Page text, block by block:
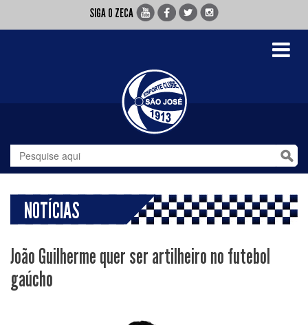
SIGA O ZECA
Toggle
NOTÍCIAS
João Guilherme quer ser artilheiro no futebol
gaúcho